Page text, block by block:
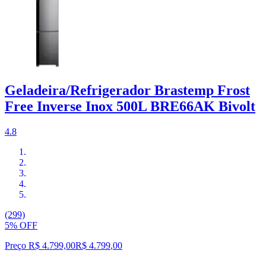
Geladeira/Refrigerador Brastemp Frost
Free Inverse Inox 500L BRE66AK Bivolt
4.8
(299)
5% OFF
Preço R$ 4.799,00R$ 4.799,00